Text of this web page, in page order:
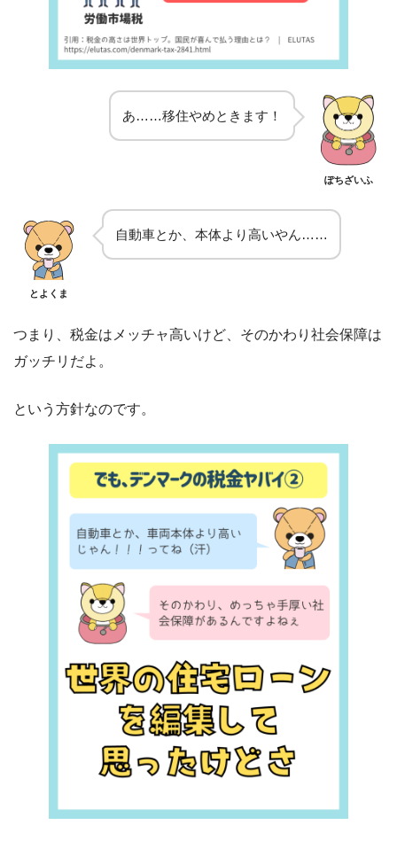
あ……移住やめときます！
ぽちざいふ
とよくま
自動車とか、本体より高いやん……
つまり、税金はメッチャ高いけど、そのかわり社会保障は
ガッチリだよ。
という方針なのです。